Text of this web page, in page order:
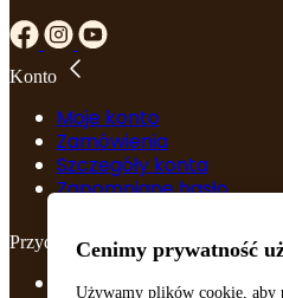
Konto
Moje konto
Zamówienia
Szczegóły konta
Zapomniane hasło
Przydatne linki
Regulamin
Cenimy prywatność
Używamy plików cookie, aby